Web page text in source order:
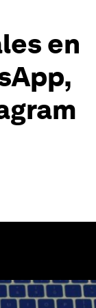
en